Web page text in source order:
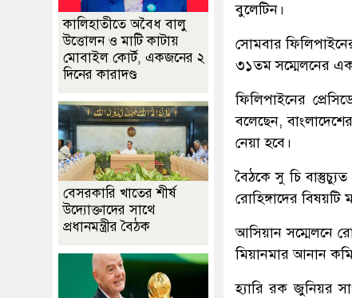
বুলেটিন।
সোমবার
৩১তম সম্মেলনের এক
ফিলিপাইনের
বলেছেন,
নেয়া হবে।
বৈঠকে সু চি
রোহিঙ্গাদের
আসিয়ান সম্মেলনে
মিয়ানমার আনান
হ্যারি রক জুনিয়র
কালিহাতীতে অবৈধ বালু
উত্তোলন ও মাটি কাটায়
মোবাইল কোর্ট, একজনের ২
দিনের কারাদণ্ড
বেসরকারি খাতের শীর্ষ
উদ্যোক্তাদের সাথে
প্রধানমন্ত্রীর বৈঠক